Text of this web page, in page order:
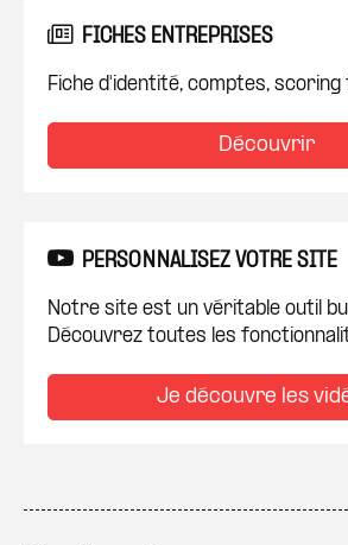
FICHES ENTREPRISES
Fiche d'identité, comptes, scoring
Découvrir
PERSONNALISEZ VOTRE SITE
Notre site est un véritable outil
Découvrez toutes les
Je découvre les